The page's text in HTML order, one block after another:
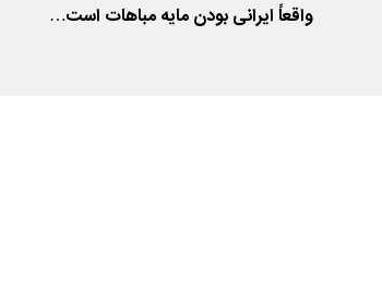
واقعاً ایرانی بودن مایه مباهات است…